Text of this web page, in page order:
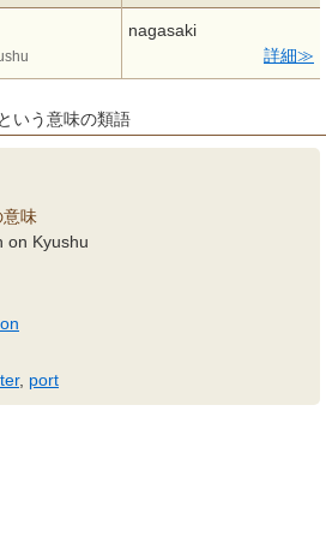
nagasaki
詳細
いう意味の類語
意味
on Kyushu
, port